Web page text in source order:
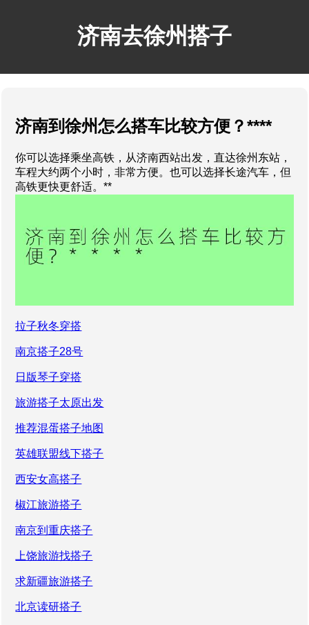
济南去徐州搭子
济南到徐州怎么搭车比较方便？****
你可以选择乘坐高铁，从济南西站出发，直达徐州东站，
车程大约两个小时，非常方便。也可以选择长途汽车，但
高铁更快更舒适。**
拉子秋冬穿搭
南京搭子28号
日版琴子穿搭
旅游搭子太原出发
推荐混蛋搭子地图
英雄联盟线下搭子
西安女高搭子
椒江旅游搭子
南京到重庆搭子
上饶旅游找搭子
求新疆旅游搭子
北京读研搭子